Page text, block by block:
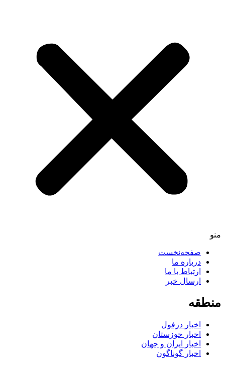
صفحه‌نخست
درباره ما
ارتباط با ما
ارسال خبر
اخبار دزفول
اخبار خوزستان
اخبار ایران و جهان
اخبار گوناگون